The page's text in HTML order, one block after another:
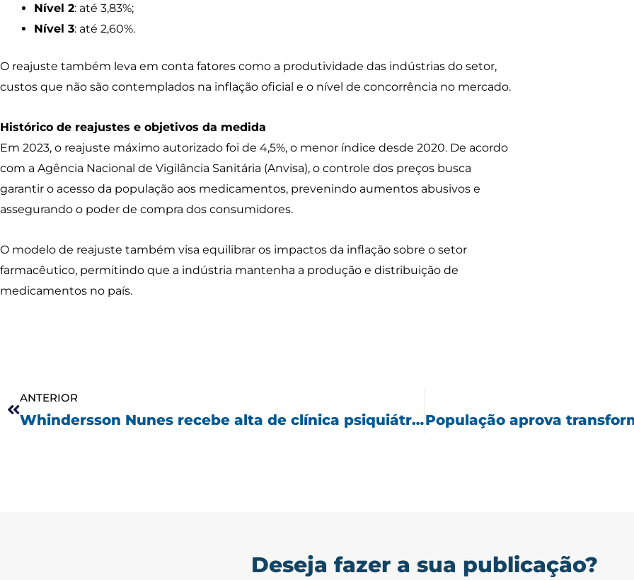
Nível 2: até 3,83%;
Nível 3: até 2,60%.
O reajuste também leva em conta fatores como a produtividade das indústrias do setor,
custos que não são contemplados na inflação oficial e o nível de concorrência no mercado.
Histórico de reajustes e objetivos da medida
Em 2023, o reajuste máximo autorizado foi de 4,5%, o menor índice desde 2020. De acordo
com a Agência Nacional de Vigilância Sanitária (Anvisa), o controle dos preços busca
garantir o acesso da população aos medicamentos, prevenindo aumentos abusivos e
assegurando o poder de compra dos consumidores.
O modelo de reajuste também visa equilibrar os impactos da inflação sobre o setor
farmacêutico, permitindo que a indústria mantenha a produção e distribuição de
medicamentos no país.
ANTERIOR
Whindersson Nunes recebe alta de clínica psiquiátrica após um mês de internação
Deseja fazer a sua publicação?